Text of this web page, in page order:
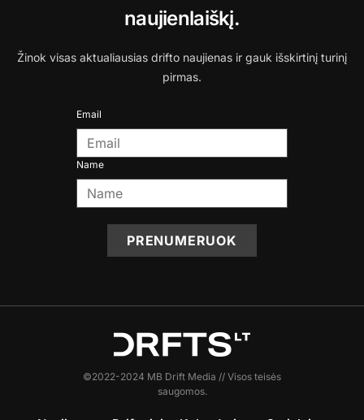
naujienlaiškį.
Žinok visas aktualiausias drifto naujienas ir gauk išskirtinį turinį
pirmas.
Email
Name
PRENUMERUOK
©2022-2024 MB Drift Media // Visos teisės
saugomos.